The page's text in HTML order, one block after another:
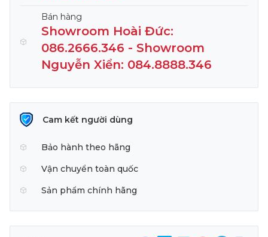
Bán hàng
Showroom Hoài Đức:
086.2666.346 - Showroom
Nguyễn Xiển: 084.8888.346
Cam kết người dùng
Bảo hành theo hãng
Vận chuyển toàn quốc
Sản phẩm chính hãng